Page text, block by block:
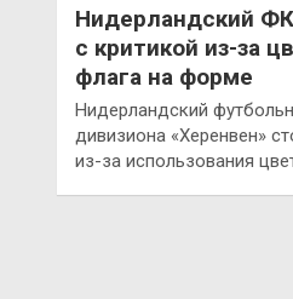
Нидерландский
с критикой из-за
флага на форме
Нидерландский
дивизиона «Херенвен»
из-за использования